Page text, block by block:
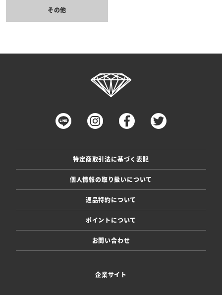
その他
特定商取引法に基づく表記
個人情報の取り扱いについて
返品特約について
ポイントについて
お問い合わせ
企業サイト